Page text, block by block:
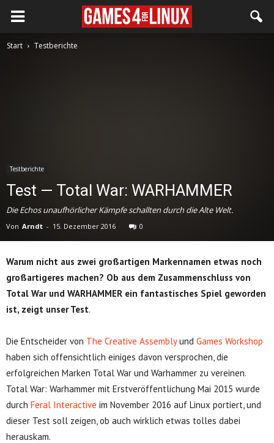
Start Testberichte
Testberichte
Test — Total War: WARHAMMER
Die Echos unaufhörlicher Kämpfe schallten durch die Alte Welt.
Von Arndt - 15. Dezember 2016 0
Warum nicht aus zwei großartigen Markennamen etwas noch
großartigeres machen? Ob aus dem Zusammenschluss von
Total War und WARHAMMER ein fantastisches Spiel geworden
ist, zeigt unser Test.
Die Entscheider von The Creative Assemblyund Games Workshop
haben sich offensichtlich einiges davon versprochen, die
erfolgreichen Marken Total War und Warhammer zu vereinen.
Total War: Warhammer mit Erstveröffentlichung Mai 2015 wurde
durch Feral Interactive im November 2016 auf Linux portiert, und
dieser Test soll zeigen, ob auch wirklich etwas tolles dabei
herauskam.